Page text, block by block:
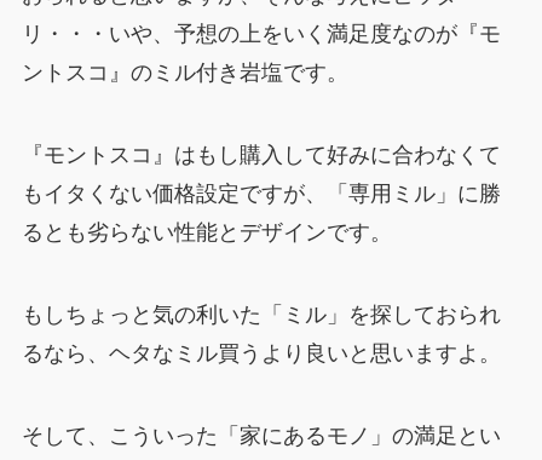
リ・・・いや、予想の上をいく満足度なのが『モ
ントスコ』のミル付き岩塩です。
『モントスコ』はもし購入して好みに合わなくて
もイタくない価格設定ですが、「専用ミル」に勝
るとも劣らない性能とデザインです。
もしちょっと気の利いた「ミル」を探しておられ
るなら、ヘタなミル買うより良いと思いますよ。
そして、こういった「家にあるモノ」の満足とい